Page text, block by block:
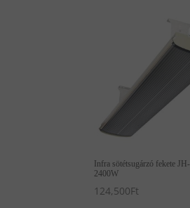
Infra sötétsugárzó fekete
2400W
124,500Ft